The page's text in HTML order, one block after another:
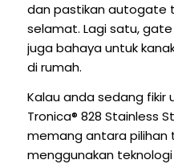
dan pastikan autogate
selamat. Lagi satu,
juga bahaya untuk
di rumah.
Kalau anda sedang fikir
Tronica® 828 Stainless
memang antara pilihan
menggunakan